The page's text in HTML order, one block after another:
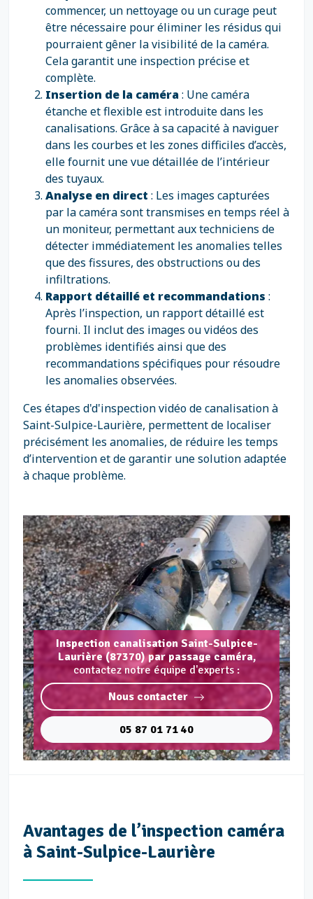
commencer, un nettoyage ou un curage peut
être nécessaire pour éliminer les résidus qui
pourraient gêner la visibilité de la caméra.
Cela garantit une inspection précise et
complète.
Insertion de la caméra: Une caméra
étanche et flexible est introduite dans les
canalisations. Grâce à sa capacité à naviguer
dans les courbes et les zones difficiles d’accès,
elle fournit une vue détaillée de l’intérieur
des tuyaux.
Analyse en direct : Les images capturées
par la caméra sont transmises en temps réel à
un moniteur, permettant aux techniciens de
détecter immédiatement les anomalies telles
que des fissures, des obstructions ou des
infiltrations.
Rapport détaillé et recommandations :
Après l’inspection, un rapport détaillé est
fourni. Il inclut des images ou vidéos des
problèmes identifiés ainsi que des
recommandations spécifiques pour résoudre
les anomalies observées.
Ces étapes d'd'inspection vidéo de canalisation à
Saint-Sulpice-Laurière, permettent de localiser
précisément les anomalies, de réduire les temps
d’intervention et de garantir une solution adaptée
à chaque problème.
Inspection canalisation Saint-Sulpice-
Laurière (87370) par passage caméra,
contactez notre équipe d'experts :
Nous contacter
05 87 01 71 40
Avantages de l’inspection caméra
à Saint-Sulpice-Laurière